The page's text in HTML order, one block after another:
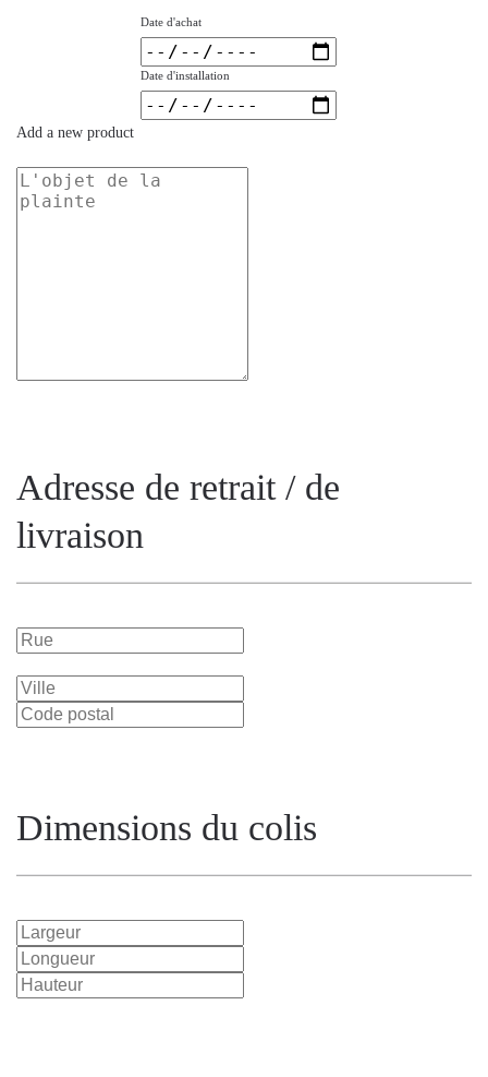
Date d'achat
Date d'installation
Add a new product
Adresse de retrait / de
livraison
Dimensions du colis